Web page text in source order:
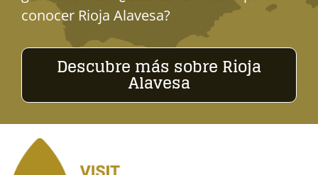
conocer Rioja Alavesa?
Descubre más sobre Rioja
Alavesa